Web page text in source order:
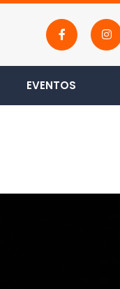
EVENTOS